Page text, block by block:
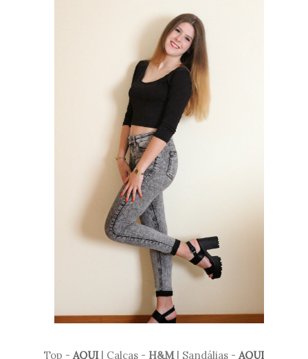
Top - AQUI | Calças - H&M| Sandálias - AQUI